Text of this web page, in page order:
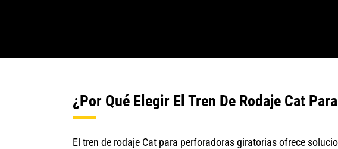
¿Por Qué Elegir El Tren De Rodaje Cat
El tren de rodaje Cat para perforadoras giratorias ofrece